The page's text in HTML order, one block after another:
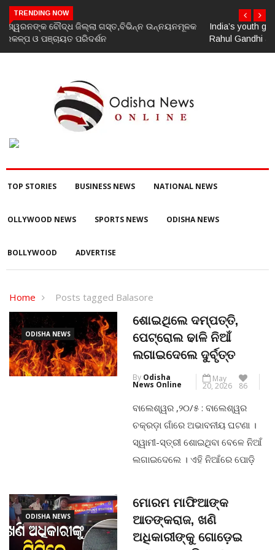
TRENDING NOW
India’s youth greatest strength, potential unmatched globally:
Rahul Gandhi at ‘Chhatron Ki Goonj’ event
TOP STORIES BUSINESS NEWS NATIONAL NEWS
OLLYWOOD NEWS SPORTS NEWS ODISHA NEWS
BOLLYWOOD ADVERTISE
Home Posts tagged Balasore
ODISHA NEWS
ଶୋଇଥିଲେ ଦମ୍ପତ୍ତି,
ପେଟ୍ରୋଲ ଢାଳି ନିଆଁ
ଲଗାଇଦେଲେ ଦୁର୍ବୃତ୍ତ
By Odisha
News Online
May
20, 2026 86
ବାଲେଶ୍ୱର ,୨୦/୫ : ବାଲେଶ୍ୱର
ଚକ୍ରଡ଼ା ଗାଁରେ ଅଭାବନୀୟ ଘଟଣା ।
ସ୍ୱାମୀ-ସ୍ତ୍ରୀ ଶୋଇଥିବା ବେଳେ ନିଆଁ
ଲଗାଇଦେଲେ । ଏହି ନିଆଁରେ ପୋଡ଼ି
ଗୁରୁତର ଅବସ୍ଥାରେ ସ୍ୱାମୀ-
ସ୍ତ୍ରୀଙ୍କୁ ନିକଟସ୍ଥ ମେଡିକାଲରେ
ଭର୍ତ୍ତି କରାଯାଇଛି । ବସ୍ତା ଥାନା
ପୋଲିସ ଘଟଣାସ୍ଥଳରେ ପହଞ୍ଚି
ODISHA NEWS
ମୋରମ ମାଫିଆଙ୍କ
ଆତଙ୍କରାଜ, ଖଣି
ଅଧିକାରୀଙ୍କୁ ଗୋଡ଼େଇ